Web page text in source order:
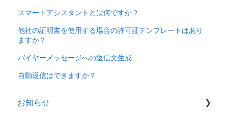
スマートアシスタントとは何ですか？
他社の証明書を使用する場合の許可証テンプレートはあり
ますか？
バイヤーメッセージへの返信文生成
自動返信はできますか？
お知らせ